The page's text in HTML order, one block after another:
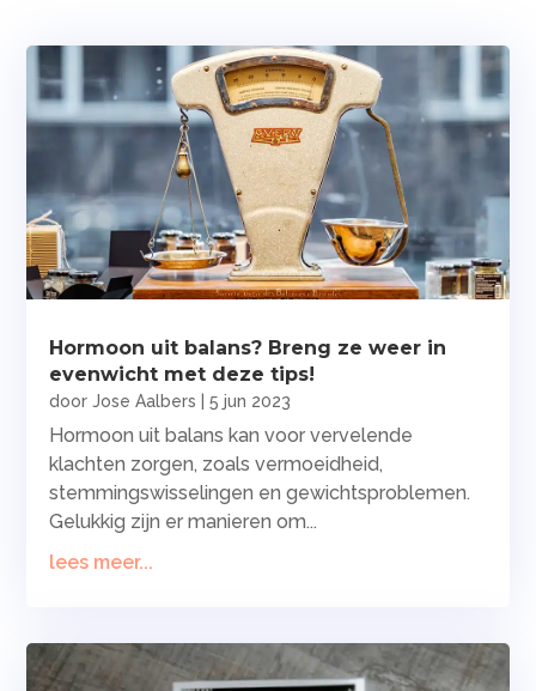
Hormoon uit balans? Breng ze weer in
evenwicht met deze tips!
doorJose Aalbers |5 jun 2023
Hormoon uit balans kan voor vervelende
klachten zorgen, zoals vermoeidheid,
stemmingswisselingen en gewichtsproblemen.
Gelukkig zijn er manieren om...
lees meer...